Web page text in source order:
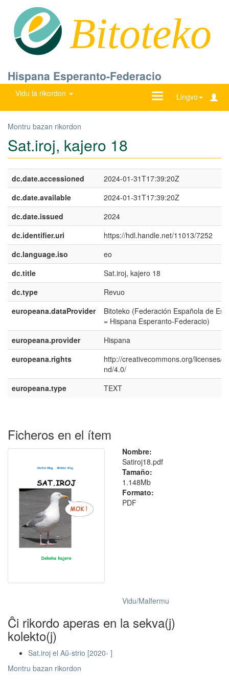
Bitoteko
Hispana Esperanto-Federacio
Vidu la rikordon Lingvo
Ŝanĝu
Montru bazan rikordon
Sat.iroj, kajero 18
dc.date.accessioned
2024-01-31T17:39:20Z
dc.date.available
2024-01-31T17:39:20Z
dc.date.issued
2024
dc.identifier.uri
https://hdl.handle.net/11013/7252
dc.language.iso
eo
dc.title
Sat.iroj, kajero 18
dc.type
Revuo
europeana.dataProvider
Bitoteko (Federación Española de
= Hispana Esperanto-Federacio)
europeana.provider
Hispana
europeana.rights
http://creativecommons.org/licenses/
nd/4.0/
europeana.type
TEXT
Ficheros en el ítem
Nombre:
Satiroj18.pdf
Tamaño:
1.148Mb
Formato:
PDF
Vidu/Malfermu
Ĉi rikordo aperas en la sekva(j)
kolekto(j)
Sat.iroj el Aŭ-strio [2020- ]
Montru bazan rikordon